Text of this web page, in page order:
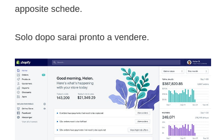
apposite schede.
Solo dopo sarai pronto a vendere.